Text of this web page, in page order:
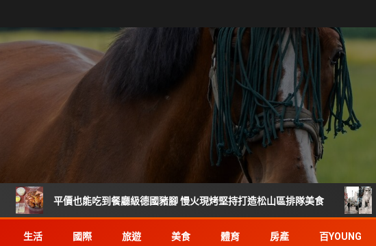
平價也能吃到餐廳級德國豬腳 慢火現烤堅持打造松山區排隊美食 倒數27
生活 國際 旅遊 美食 體育 房產 百YOUNG